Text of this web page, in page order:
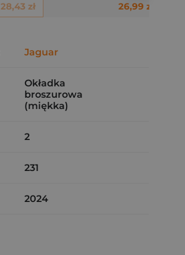
28,43 zł 26,99 zł
Jaguar
Okładka
broszurowa
(miękka)
2
231
2024